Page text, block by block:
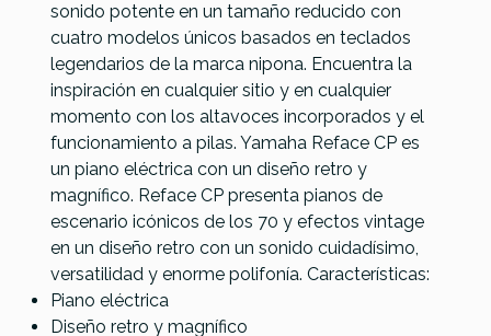
sonido potente en un tamaño reducido con
cuatro modelos únicos basados en teclados
legendarios de la marca nipona. Encuentra la
inspiración en cualquier sitio y en cualquier
momento con los altavoces incorporados y el
funcionamiento a pilas. Yamaha Reface CP es
un piano eléctrica con un diseño retro y
magnífico. Reface CP presenta pianos de
escenario icónicos de los 70 y efectos vintage
en un diseño retro con un sonido cuidadísimo,
versatilidad y enorme polifonía. Características:
Piano eléctrica
Diseño retro y magnífico
ReferenciaSINTTECYAM008
Yamaha
Reface
CS
Korg
microKORG
MK1
Roland
TB-03
Roland
JU-06A
389,00 €
No hay características para comparar